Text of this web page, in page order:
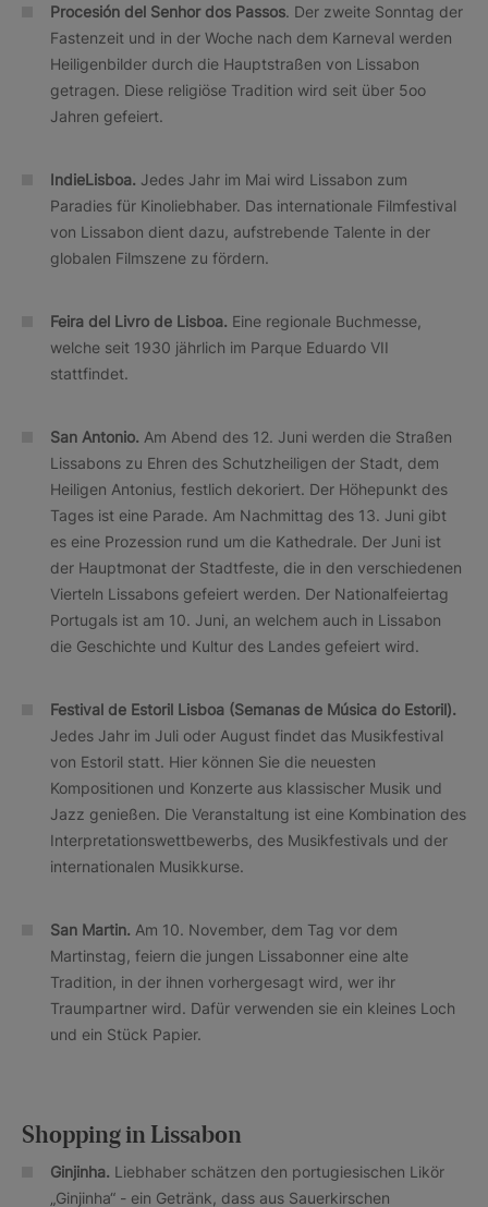
Procesión del Senhor dos Passos. Der zweite Sonntag der
Fastenzeit und in der Woche nach dem Karneval werden
Heiligenbilder durch die Hauptstraßen von Lissabon
getragen. Diese religiöse Tradition wird seit über 5oo
Jahren gefeiert.
IndieLisboa. Jedes Jahr im Mai wird Lissabon zum
Paradies für Kinoliebhaber. Das internationale Filmfestival
von Lissabon dient dazu, aufstrebende Talente in der
globalen Filmszene zu fördern.
Feira del Livro de Lisboa. Eine regionale Buchmesse,
welche seit 1930 jährlich im Parque Eduardo VII
stattfindet.
San Antonio. Am Abend des 12. Juni werden die Straßen
Lissabons zu Ehren des Schutzheiligen der Stadt, dem
Heiligen Antonius, festlich dekoriert. Der Höhepunkt des
Tages ist eine Parade. Am Nachmittag des 13. Juni gibt
es eine Prozession rund um die Kathedrale. Der Juni ist
der Hauptmonat der Stadtfeste, die in den verschiedenen
Vierteln Lissabons gefeiert werden. Der Nationalfeiertag
Portugals ist am 10. Juni, an welchem auch in Lissabon
die Geschichte und Kultur des Landes gefeiert wird.
Festival de Estoril Lisboa (Semanas de Música do Estoril).
Jedes Jahr im Juli oder August findet das Musikfestival
von Estoril statt. Hier können Sie die neuesten
Kompositionen und Konzerte aus klassischer Musik und
Jazz genießen. Die Veranstaltung ist eine Kombination des
Interpretationswettbewerbs, des Musikfestivals und der
internationalen Musikkurse.
San Martin. Am 10. November, dem Tag vor dem
Martinstag, feiern die jungen Lissabonner eine alte
Tradition, in der ihnen vorhergesagt wird, wer ihr
Traumpartner wird. Dafür verwenden sie ein kleines Loch
und ein Stück Papier.
Shopping in Lissabon
Ginjinha. Liebhaber schätzen den portugiesischen Likör
„Ginjinha“ - ein Getränk, dass aus Sauerkirschen